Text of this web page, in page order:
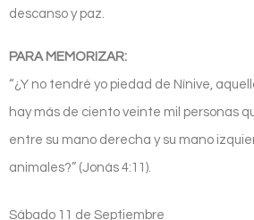
descanso y paz.
PARA MEMORIZAR:
“¿Y no tendré yo piedad de Nínive,
hay más de ciento veinte mil personas
entre su mano derecha y su mano
animales?” (Jonás 4:11).
Sábado 11 de Septiembre